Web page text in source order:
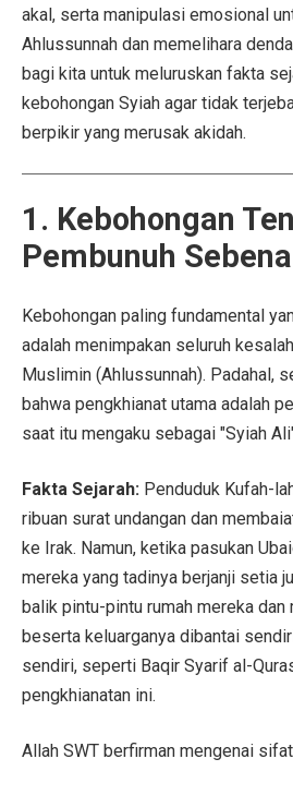
akal, serta manipulasi emosional
Ahlussunnah dan memelihara
bagi kita untuk meluruskan fakta
kebohongan Syiah agar tidak
berpikir yang merusak akidah.
1. Kebohongan
Pembunuh
Kebohongan paling fundamental
adalah menimpakan seluruh
Muslimin (Ahlussunnah). Padahal,
bahwa pengkhianat utama adalah
saat itu mengaku sebagai "Syiah
Fakta Sejarah: Penduduk Kufah-
ribuan surat undangan dan
ke Irak. Namun, ketika pasukan
mereka yang tadinya berjanji setia
balik pintu-pintu rumah mereka dan
beserta keluarganya dibantai
sendiri, seperti Baqir Syarif al-
pengkhianatan ini.
Allah SWT berfirman mengenai